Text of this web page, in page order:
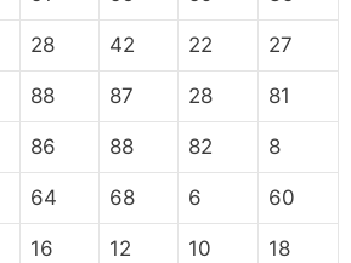
28 42 22 27
88 87 28 81
86 88 82 8
64 68 6 60
16 12 10 18